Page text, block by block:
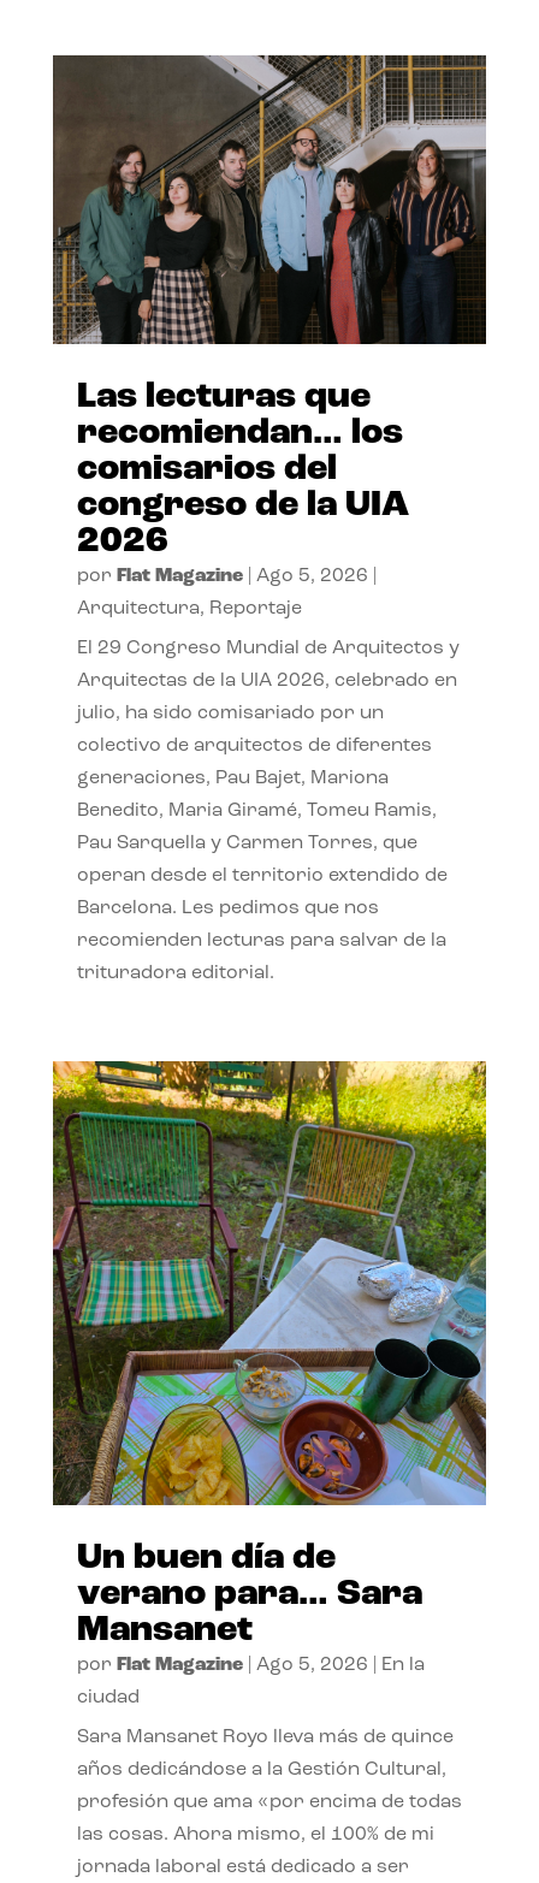
Las lecturas que
recomiendan… los
comisarios del
congreso de la UIA
2026
por Flat Magazine| Ago 5, 2026
Arquitectura, Reportaje
El 29 Congreso Mundial de Arquitectos y
Arquitectas de la UIA 2026, celebrado en
julio, ha sido comisariado por un
colectivo de arquitectos de diferentes
generaciones, Pau Bajet, Mariona
Benedito, Maria Giramé, Tomeu Ramis,
Pau Sarquella y Carmen Torres, que
operan desde el territorio extendido de
Barcelona. Les pedimos que nos
recomienden lecturas para salvar de la
trituradora editorial.
Un buen día de
verano para… Sara
Mansanet
por Flat Magazine| Ago 5, 2026
En la
ciudad
Sara Mansanet Royo lleva más de quince
años dedicándose a la Gestión Cultural,
profesión que ama «por encima de todas
las cosas. Ahora mismo, el 100% de mi
jornada laboral está dedicado a ser